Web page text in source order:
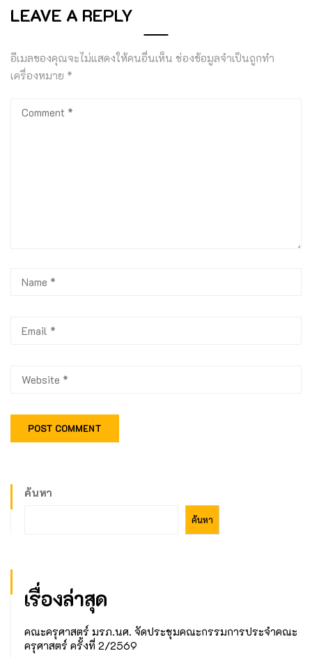
LEAVE A REPLY
อีเมลของคุณจะไม่แสดงให้คนอื่นเห็น ช่องข้อมูลจำเป็นถูกทำ
เครื่องหมาย *
ค้นหา
ค้นหา
เรื่องล่าสุด
คณะครุศาสตร์ มรภ.นศ. จัดประชุมคณะกรรมการประจำคณะ
ครุศาสตร์ ครั้งที่ 2/2569